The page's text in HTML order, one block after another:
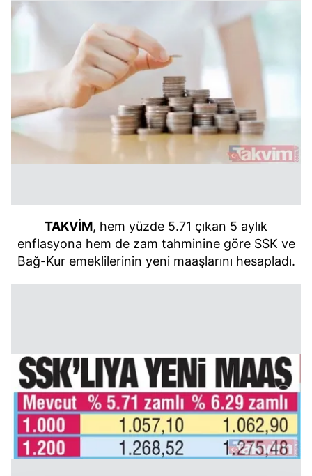
TAKVİM, hem yüzde 5.71 çıkan 5 aylık
enflasyona hem de zam tahminine göre SSK ve
Bağ-Kur emeklilerinin yeni maaşlarını hesapladı.